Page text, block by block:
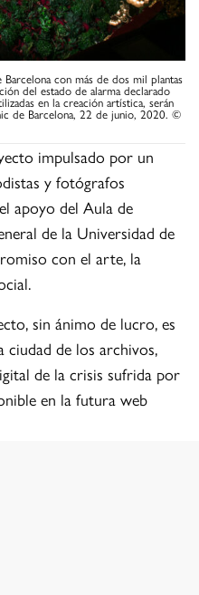
con más de dos mil plantas
del estado de alarma declarado
en la creación artística, serán
de Barcelona, 22 de junio, 2020. ©
impulsado por un
y fotógrafos
apoyo del Aula de
de la Universidad de
con el arte, la
sin ánimo de lucro, es
ciudad de los archivos,
de la crisis sufrida por
en la futura web